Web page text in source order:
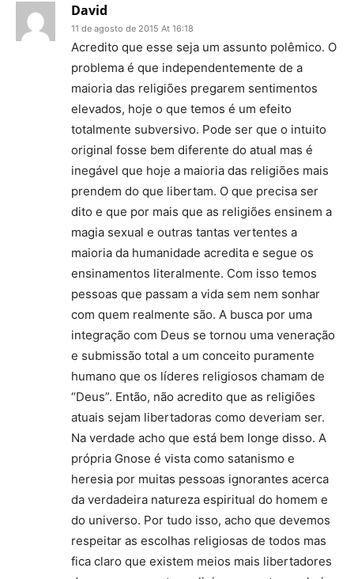
David
11 de agosto de 2015 At 16:18
Acredito que esse seja um assunto polêmico. O
problema é que independentemente de a
maioria das religiões pregarem sentimentos
elevados, hoje o que temos é um efeito
totalmente subversivo. Pode ser que o intuito
original fosse bem diferente do atual mas é
inegável que hoje a maioria das religiões mais
prendem do que libertam. O que precisa ser
dito e que por mais que as religiões ensinem a
magia sexual e outras tantas vertentes a
maioria da humanidade acredita e segue os
ensinamentos literalmente. Com isso temos
pessoas que passam a vida sem nem sonhar
com quem realmente são. A busca por uma
integração com Deus se tornou uma veneração
e submissão total a um conceito puramente
humano que os líderes religiosos chamam de
“Deus”. Então, não acredito que as religiões
atuais sejam libertadoras como deveriam ser.
Na verdade acho que está bem longe disso. A
própria Gnose é vista como satanismo e
heresia por muitas pessoas ignorantes acerca
da verdadeira natureza espiritual do homem e
do universo. Por tudo isso, acho que devemos
respeitar as escolhas religiosas de todos mas
fica claro que existem meios mais libertadores